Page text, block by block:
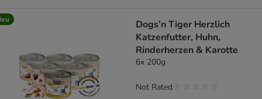
Dogs’n Tiger Herzlich
Katzenfutter, Huhn,
Rinderherzen & Karotte
6x 200g
Not Rated